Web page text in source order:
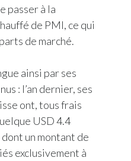
passer à la
de PMI, ce qui
de marché.
ainsi par ses
: l’an dernier, ses
ont, tous frais
USD 4.4
un montant de
exclusivement à